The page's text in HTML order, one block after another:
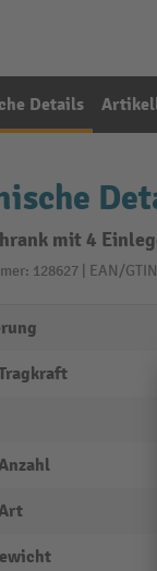
Details
mit 4
128627 | EAN/